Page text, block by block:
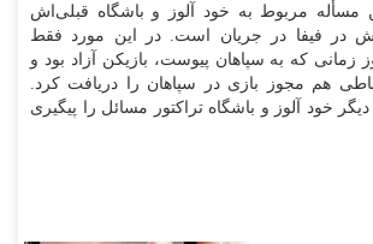
مسأله مربوط به خود آلوز و باشگاه قبلی‌اش
در فیفا در جریان است. در این مورد فقط
زمانی که به سپاهان پیوست، بازیکن آزاد بود و
هم مجوز بازی در سپاهان را دریافت کرد.
خود آلوز و باشگاه تراکتور مسائل را پیگیری